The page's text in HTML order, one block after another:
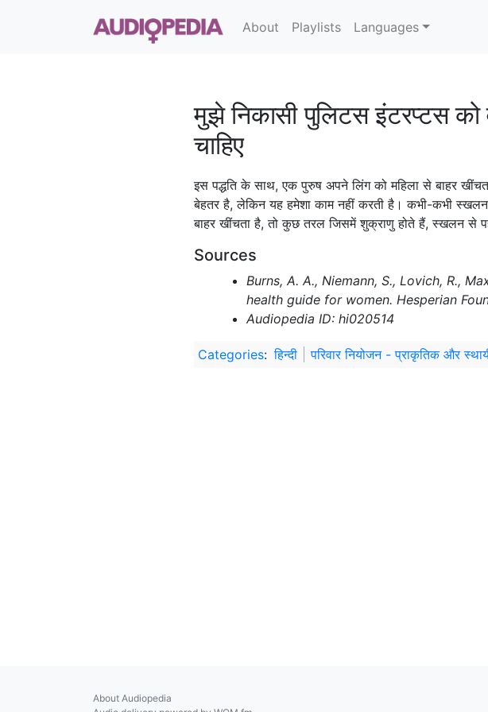
About Playlists Languages
मुझे निकासी पुलिटस इंटरप्टस को
चाहिए
इस पद्धति के साथ, एक पुरुष अपने लिंग को महिला से बाहर
बेहतर है, लेकिन यह हमेशा काम नहीं करती है। कभी-कभी
बाहर खींचता है, तो कुछ तरल जिसमें शुक्राणु होते हैं, स्खलन से
Sources
Burns, A. A., Niemann, S., Lovich, R.,
health guide for women. Hesperian
Audiopedia ID: hi020514
Categories: हिन्दी परिवार नियोजन - प्राकृतिक और
About Audiopedia